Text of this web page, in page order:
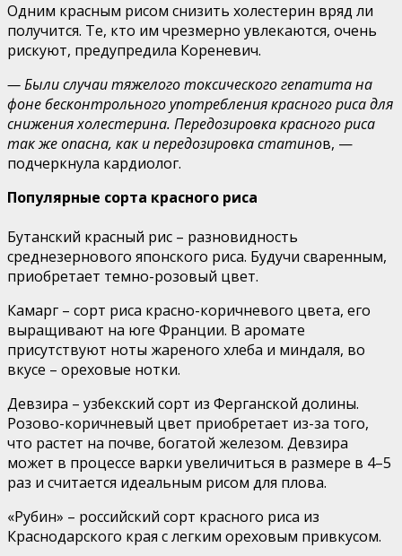
Одним красным рисом снизить холестерин вряд ли
получится. Те, кто им чрезмерно увлекаются, очень
рискуют, предупредила Кореневич.
— Были случаи тяжелого токсического гепатита на
фоне бесконтрольного употребления красного риса для
снижения холестерина. Передозировка красного риса
так же опасна, как и передозировка статинов, —
подчеркнула кардиолог.
Популярные сорта красного риса
Бутанский красный рис – разновидность
среднезернового японского риса. Будучи сваренным,
приобретает темно-розовый цвет.
Камарг – сорт риса красно-коричневого цвета, его
выращивают на юге Франции. В аромате
присутствуют ноты жареного хлеба и миндаля, во
вкусе – ореховые нотки.
Девзира – узбекский сорт из Ферганской долины.
Розово-коричневый цвет приобретает из-за того,
что растет на почве, богатой железом. Девзира
может в процессе варки увеличиться в размере в 4–5
раз и считается идеальным рисом для плова.
«Рубин» – российский сорт красного риса из
Краснодарского края с легким ореховым привкусом.